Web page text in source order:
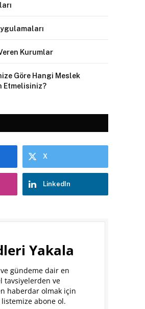
Kurumlar
Göre Hangi Meslek
Etmelisiniz?
X
LinkedIn
Yakala
gündeme dair en
tavsiyelerden ve
haberdar olmak için
abone ol.